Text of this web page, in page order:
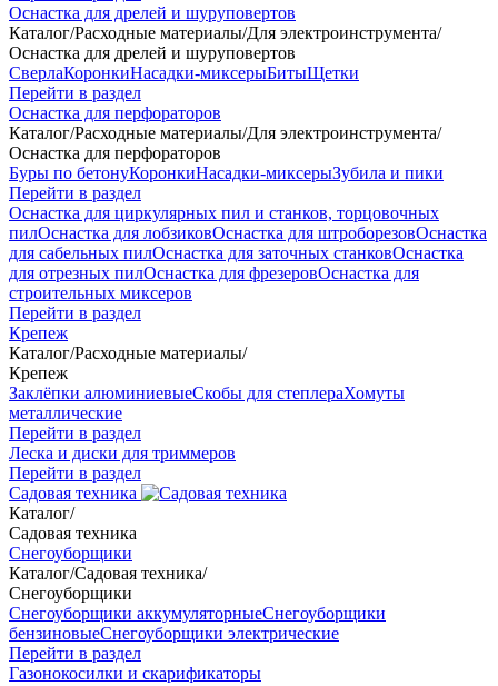
Оснастка для дрелей и шуруповертов
Каталог/Расходные материалы/Для электроинструмента/
Оснастка для дрелей и шуруповертов
СверлаКоронкиНасадки-миксерыБитыЩетки
Перейти в раздел
Оснастка для перфораторов
Каталог/Расходные материалы/Для электроинструмента/
Оснастка для перфораторов
Буры по бетонуКоронкиНасадки-миксерыЗубила и пики
Перейти в раздел
Оснастка для циркулярных пил и станков, торцовочных
пилОснастка для лобзиковОснастка для штроборезовОснастка
для сабельных пилОснастка для заточных станковОснастка
для отрезных пилОснастка для фрезеровОснастка для
строительных миксеров
Перейти в раздел
Крепеж
Каталог/Расходные материалы/
Крепеж
Заклёпки алюминиевыеСкобы для степлераХомуты
металлические
Перейти в раздел
Леска и диски для триммеров
Перейти в раздел
Садовая техника
Каталог/
Садовая техника
Снегоуборщики
Каталог/Садовая техника/
Снегоуборщики
Снегоуборщики аккумуляторныеСнегоуборщики
бензиновыеСнегоуборщики электрические
Перейти в раздел
Газонокосилки и скарификаторы